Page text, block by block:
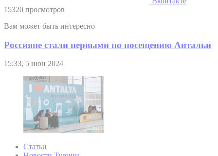
15320 просмотров
Вам может быть интересно
Россияне стали первыми по посещению Антальи
15:33, 5 июн 2024
Статьи